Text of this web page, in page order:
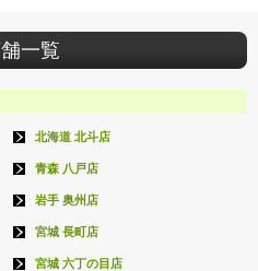
一覧
北海道 北斗店
青森 八戸店
岩手 奥州店
宮城 長町店
宮城 六丁の目店